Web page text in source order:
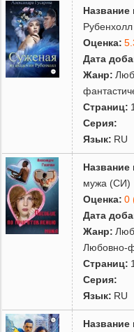
Название
Оценка:
Дата
Жанр:
Страниц:
Серия:
Язык: RU
Название
мужа (СИ)
Оценка: 0
Дата
Жанр:
Любовно-
Страниц:
Серия:
Язык: RU
Название